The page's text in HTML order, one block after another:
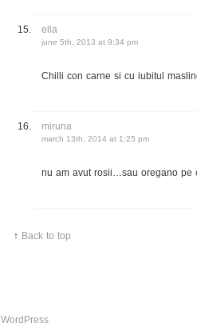
ella
june 5th, 2013 at 9:34 pm
Chilli con carne si cu iubitul
miruna
march 13th, 2014 at 1:25 pm
nu am avut rosii…sau oregano pe
↑ Back to top
WordPress